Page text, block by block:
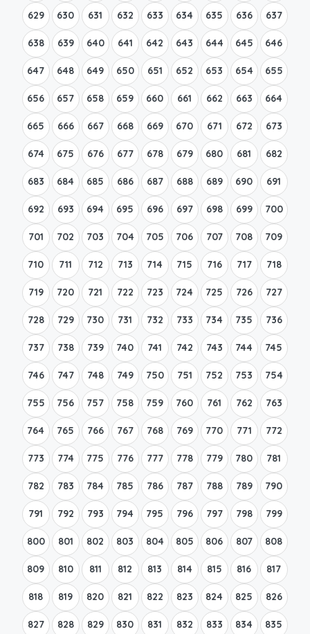
629 630 631 632 633 634 635 636 637
638 639 640 641 642 643 644 645 646
647 648 649 650 651 652 653 654 655
656 657 658 659 660 661 662 663 664
665 666 667 668 669 670 671 672 673
674 675 676 677 678 679 680 681 682
683 684 685 686 687 688 689 690 691
692 693 694 695 696 697 698 699 700
701 702 703 704 705 706 707 708 709
710 711 712 713 714 715 716 717 718
719 720 721 722 723 724 725 726 727
728 729 730 731 732 733 734 735 736
737 738 739 740 741 742 743 744 745
746 747 748 749 750 751 752 753 754
755 756 757 758 759 760 761 762 763
764 765 766 767 768 769 770 771 772
773 774 775 776 777 778 779 780 781
782 783 784 785 786 787 788 789 790
791 792 793 794 795 796 797 798 799
800 801 802 803 804 805 806 807 808
809 810 811 812 813 814 815 816 817
818 819 820 821 822 823 824 825 826
827 828 829 830 831 832 833 834 835